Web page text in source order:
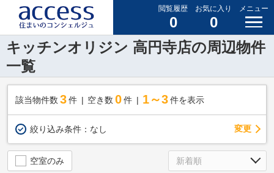
閲覧履歴
0
お気に入り
0
メニュー
キッチンオリジン 高円寺店の周辺物件
一覧
該当物件数 3件 空き数 0 件 1～3 件を表示
絞り込み条件： なし 変更
空室のみ